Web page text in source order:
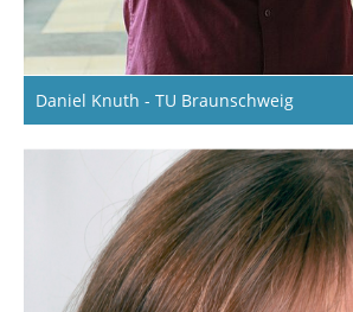
Daniel Knuth - TU Braunschweig